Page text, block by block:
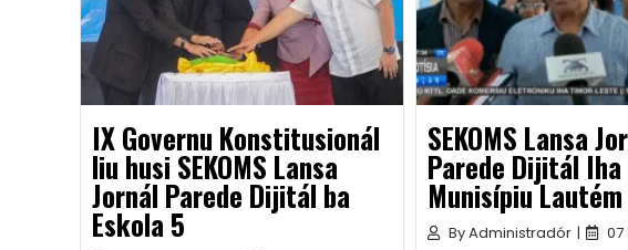
IX Governu Konstitusionál
liu husi SEKOMS Lansa
Jornál Parede Dijitál ba
Eskola 5
SEKOMS Lansa
Parede Dijitál Iha
Munisípiu Lautém
ByAdministradór | 07